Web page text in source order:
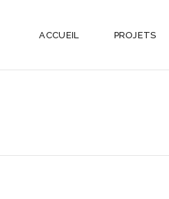
ACCUEIL PROJETS